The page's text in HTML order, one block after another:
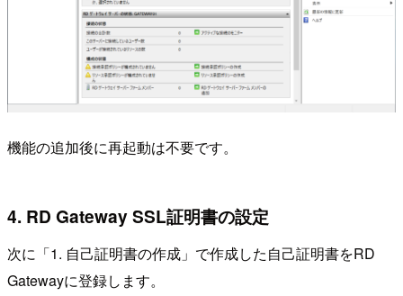
機能の追加後に再起動は不要です。
4. RD Gateway SSL証明書の設定
次に「1. 自己証明書の作成」で作成した自己証明書をRD
Gatewayに登録します。